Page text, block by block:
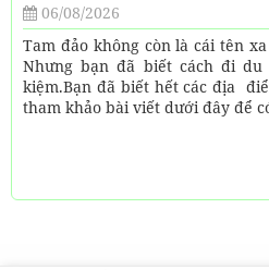
06/08/2026
Tam đảo không còn là cái tên
Nhưng bạn đã biết cách đi
kiệm.Bạn đã biết hết các địa
tham khảo bài viết dưới đây để